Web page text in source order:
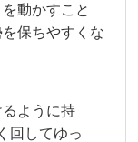
動かすこと
保ちやすくな
ように持
回してゆっ